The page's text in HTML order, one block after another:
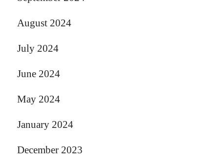
August 2024
July 2024
June 2024
May 2024
January 2024
December 2023